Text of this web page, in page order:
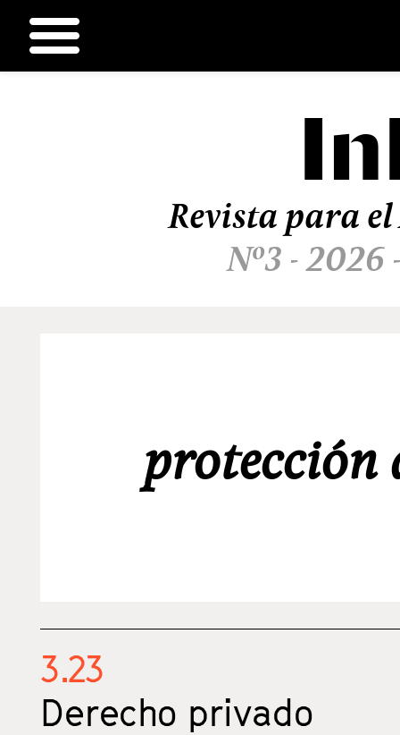
Revista para
Nº3 - 2026
protección
3.23
Derecho privado